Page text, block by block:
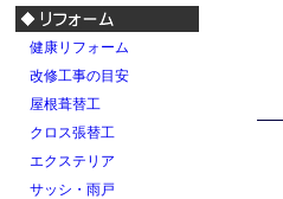
健康リフォーム
改修工事の目安
屋根葺替工
クロス張替工
エクステリア
サッシ・雨戸